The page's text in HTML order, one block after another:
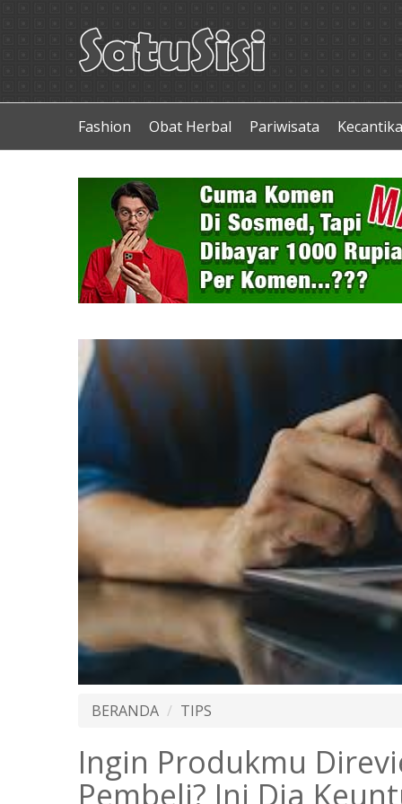
Fashion Obat Herbal Pariwisata
BERANDA TIPS
Ingin Produkmu
Pembeli? Ini Dia